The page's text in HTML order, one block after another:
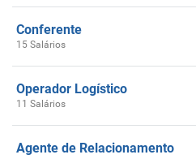
Conferente
15 Salários
Operador Logístico
11 Salários
Agente de Relacionamento